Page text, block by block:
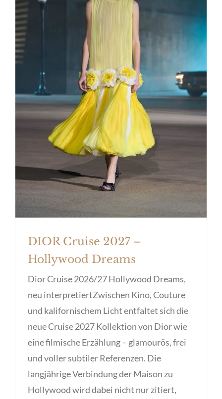
DIOR Cruise 2027 – Hollywood
Dreams
DIOR Cruise 2027 –
Hollywood Dreams
Dior Cruise 2026/27 Hollywood Dreams,
neu interpretiertZwischen Kino, Couture
und kalifornischem Licht entfaltet sich die
neue Cruise 2027 Kollektion von Dior wie
eine filmische Erzählung – glamourös, frei
und voller subtiler Referenzen. Die
langjährige Verbindung der Maison zu
Hollywood wird dabei nicht nur zitiert,